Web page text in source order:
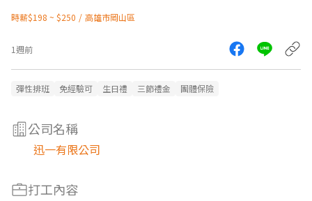
時薪$198 ~ $250 / 高雄市岡山區
1週前
彈性排班 免經驗可 生日禮 三節禮金 團體保險
公司名稱
迅一有限公司
打工內容